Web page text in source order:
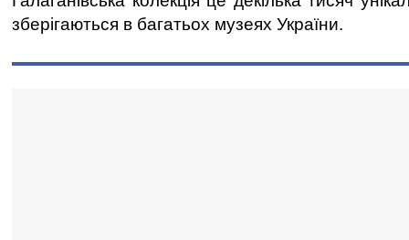
зберігаються в багатьох музеях України.